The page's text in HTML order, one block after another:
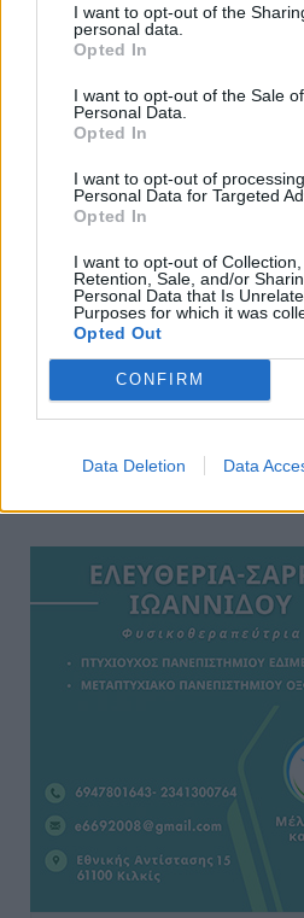
I want to opt-out of the
personal data.
Opted In
I want to opt-out of the Sale
Personal Data.
Opted In
I want to opt-out of
Personal Data for Targeted
Opted In
I want to opt-out of Collection,
Retention, Sale, and/or
Personal Data that Is
Purposes for which it was
Opted Out
CONFIRM
Data Deletion Data